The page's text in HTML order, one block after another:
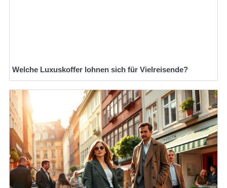
Welche Luxuskoffer lohnen sich für Vielreisende?